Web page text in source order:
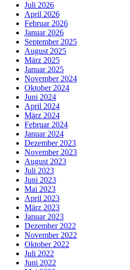
Juli 2026
April 2026
Februar 2026
Januar 2026
September 2025
August 2025
März 2025
Januar 2025
November 2024
Oktober 2024
Juni 2024
April 2024
März 2024
Februar 2024
Januar 2024
Dezember 2023
November 2023
August 2023
Juli 2023
Juni 2023
Mai 2023
April 2023
März 2023
Januar 2023
Dezember 2022
November 2022
Oktober 2022
Juli 2022
Juni 2022